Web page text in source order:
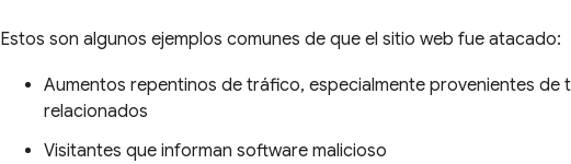
Estos son algunos ejemplos comunes de que el sitio web fue atacado:
Aumentos repentinos de tráfico, especialmente provenientes de
relacionados
Visitantes que informan software malicioso